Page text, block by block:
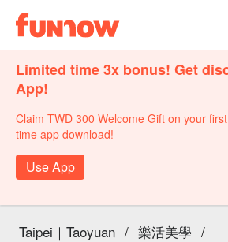
Limited time 3x bonus! Get
App!
Claim TWD 300 Welcome Gift on your first
time app download!
Use App
Taipei｜Taoyuan / 樂活美學 /